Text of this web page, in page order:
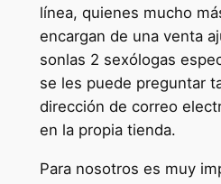
línea, quienes mucho
encargan de una venta
sonlas 2 sexólogas
se les puede preguntar
dirección de correo
en la propia tienda.
Para nosotros es muy